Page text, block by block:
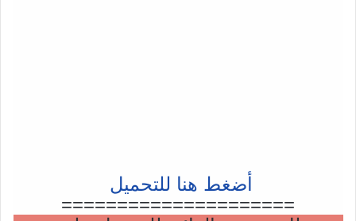
أضغط هنا للتحميل
=====================